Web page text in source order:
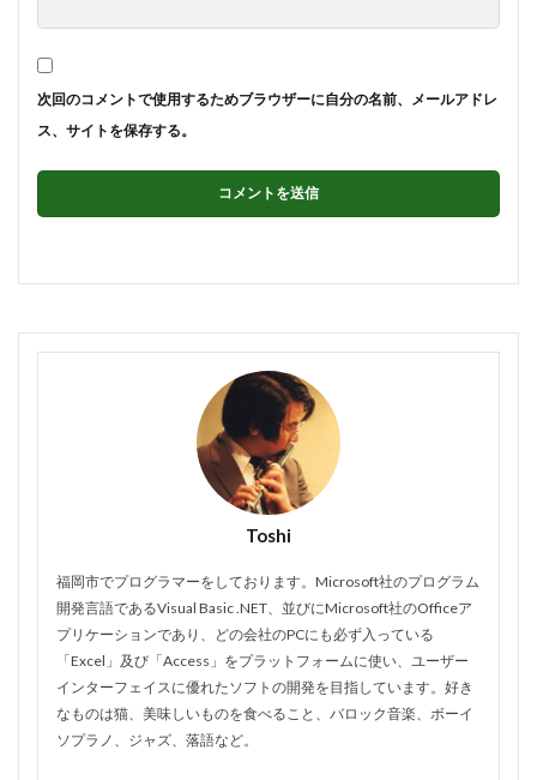
次回のコメントで使用するためブラウザーに自分の名前、メールアドレ
ス、サイトを保存する。
Toshi
福岡市でプログラマーをしております。Microsoft社のプログラム
開発言語であるVisual Basic .NET、並びにMicrosoft社のOfficeア
プリケーションであり、どの会社のPCにも必ず入っている
「Excel」及び「Access」をプラットフォームに使い、ユーザー
インターフェイスに優れたソフトの開発を目指しています。好き
なものは猫、美味しいものを食べること、バロック音楽、ボーイ
ソプラノ、ジャズ、落語など。